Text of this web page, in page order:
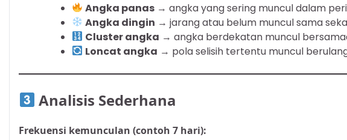
Angka panas → angka yang sering muncul dalam
Angka dingin → jarang atau belum muncul sama
Cluster angka → angka berdekatan muncul
Loncat angka → pola selisih tertentu muncul
Analisis Sederhana
Frekuensi kemunculan (contoh 7 hari):